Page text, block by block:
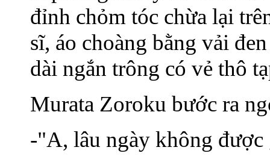
đỉnh chỏm tóc chừa lại
sĩ, áo choàng bằng vải
dài ngắn trông có vẻ thô
Murata Zoroku bước ra
-"A, lâu ngày không được